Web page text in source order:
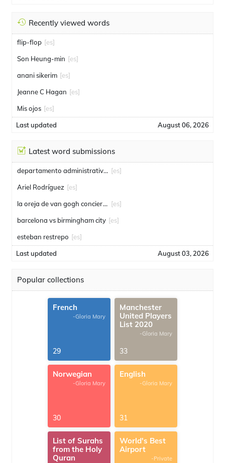
Recently viewed words
flip-flop [es]
Son Heung-min [es]
anani sikerim [es]
Jeanne C Hagan [es]
Mis ojos [es]
Last updated August 06, 2026
Latest word submissions
departamento administrativo de seguridad [es]
Ariel Rodríguez [es]
la oreja de van gogh conciertos [es]
barcelona vs birmingham city [es]
esteban restrepo [es]
Last updated August 03, 2026
Popular collections
French
-Gloria Mary
29
Manchester
United Players
List 2020
-Gloria Mary
33
Norwegian
-Gloria Mary
30
English
-Gloria Mary
31
List of Surahs
from the Holy
Quran
World's Best
Airport
-Private